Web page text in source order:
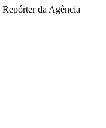
da Agência